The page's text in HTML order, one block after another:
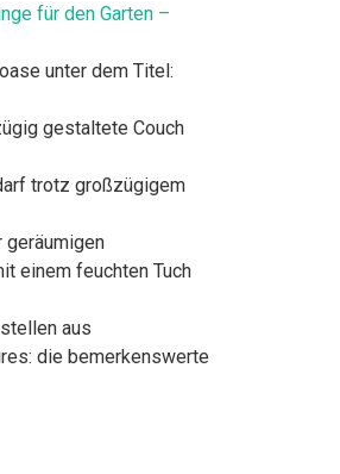
für den Garten –
unter dem Titel:
gestaltete Couch
trotz großzügigem
geräumigen
einem feuchten Tuch
aus
die bemerkenswerte